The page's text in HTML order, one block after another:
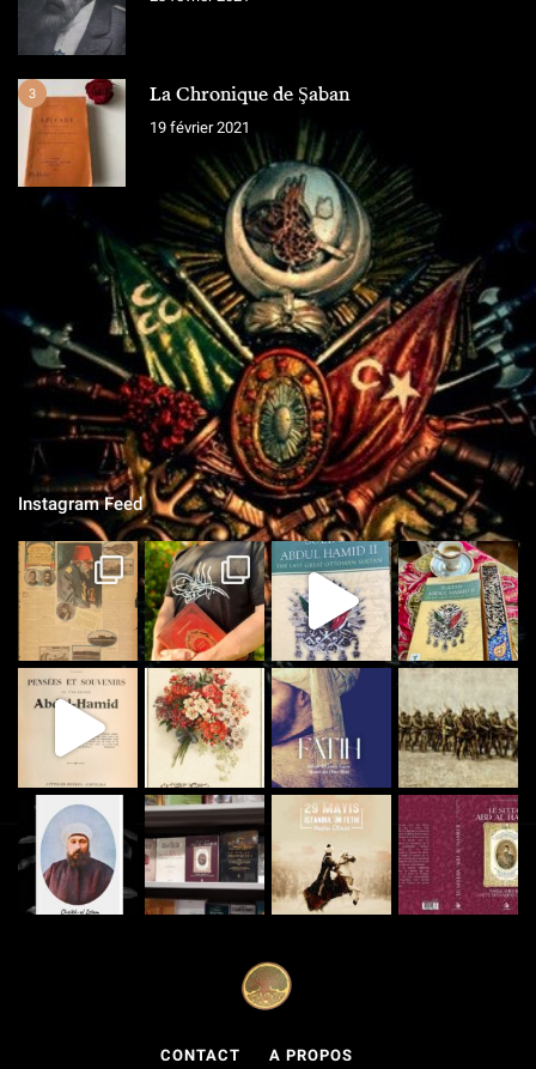
3 La Chronique de Şaban
19 février 2021
L'ÉQUIPE
Chroniques Ottomanes
"Si je tombe sur le champ de bataille, qu'on grave sur la pierre,
qu'on ne vit que ce que nous réserve notre destin..."
Instagram Feed
CONTACT A PROPOS